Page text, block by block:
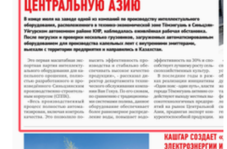
新疆阿克苏：手工艺人木扎